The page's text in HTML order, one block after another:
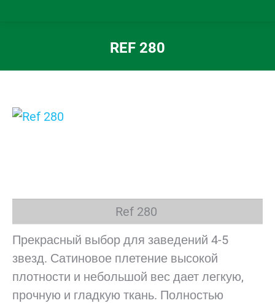
REF 280
Вы здесь:
Ref 280
Прекрасный выбор для заведений 4-5
звезд. Сатиновое плетение высокой
плотности и небольшой вес дает легкую,
прочную и гладкую ткань. Полностью